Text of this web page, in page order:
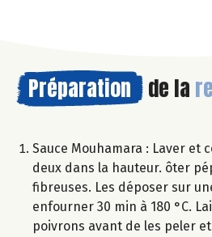
Préparation de la
Sauce Mouhamara : Laver et
deux dans la hauteur. ôter
fibreuses. Les déposer sur
enfourner 30 min à 180 °C.
poivrons avant de les peler